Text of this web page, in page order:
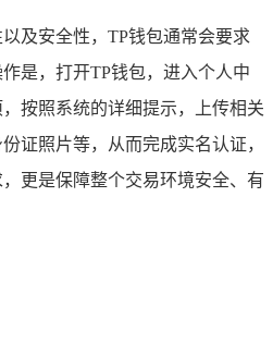
及安全性，TP钱包通常会要求
是，打开TP钱包，进入个人中
按照系统的详细提示，上传相关
证照片等，从而完成实名认证，
更是保障整个交易环境安全、有